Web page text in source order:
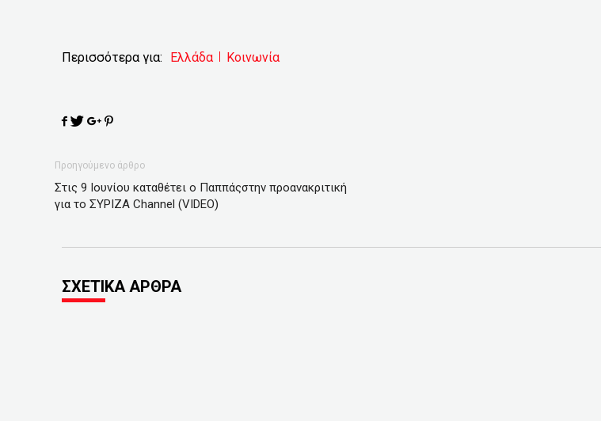
Περισσότερα για: Ελλάδα Κοινωνία
Προηγούμενο άρθρο
Στις 9 Ιουνίου καταθέτει ο Παππάςστην προανακριτική
για το ΣΥΡΙΖΑ Channel (VIDEO)
ΣΧΕΤΙΚΑ ΑΡΘΡΑ